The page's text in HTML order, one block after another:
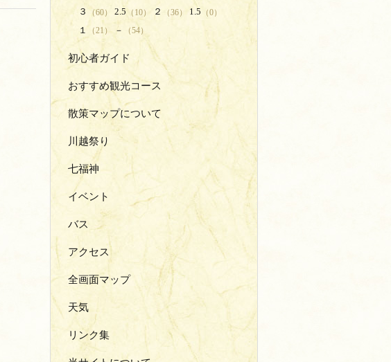
３ （60） 2.5 （10） ２ （36） 1.5 （0）
１ （21） － （54）
初心者ガイド
おすすめ観光コース
散策マップについて
川越祭り
七福神
イベント
バス
アクセス
全画面マップ
天気
リンク集